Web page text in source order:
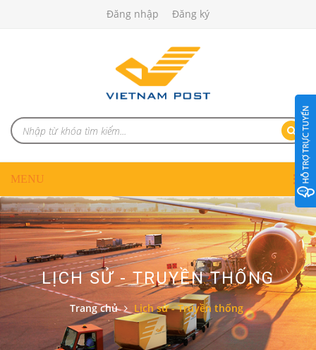
Đăng nhập Đăng ký
LỊCH SỬ - TRUYỀN THỐNG
Trang chủ Lịch sử - Truyền thống